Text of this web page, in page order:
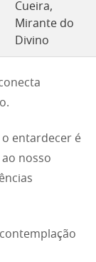
Cueira,
Mirante do
Divino
entardecer é
nosso